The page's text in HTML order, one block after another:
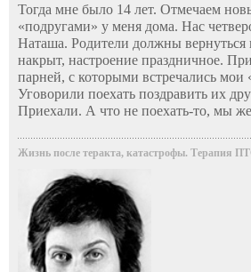
Тогда мне было 14 лет. Отмечаем
«подругами» у меня дома. Нас
Наташа. Родители должны вернуться
накрыт, настроение праздничное.
парней, с которыми встречались мои
Уговорили поехать поздравить их
Приехали. А что не поехать-то, мы
Жизнь после теракта, катастрофы. Терапия